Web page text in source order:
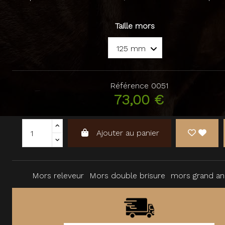
Taille mors
Référence 0051
73,00 €
Ajouter au panier
Mors releveur Mors double brisure mors grand